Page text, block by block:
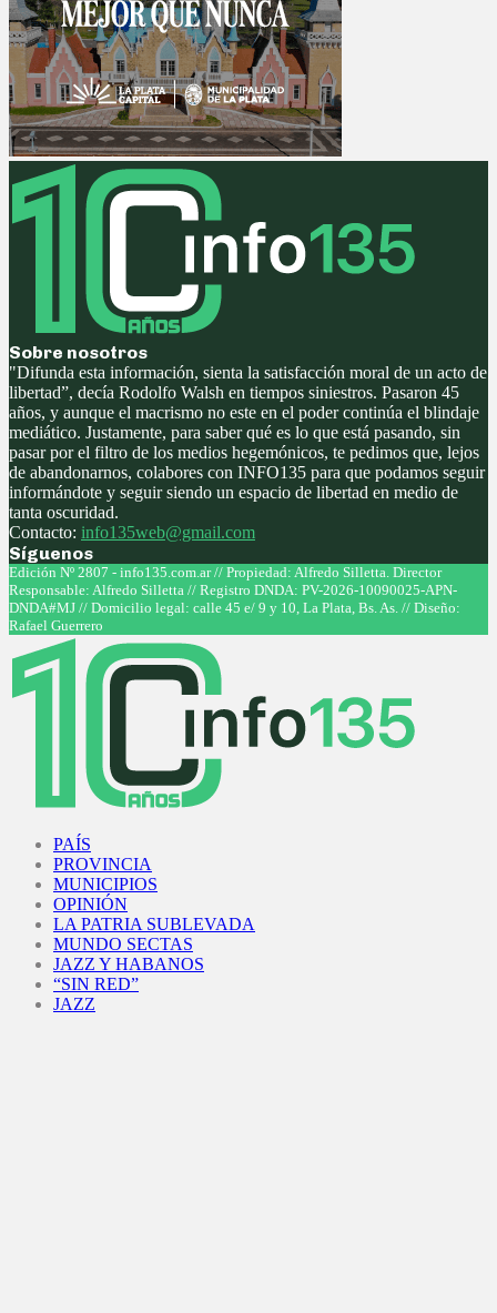
Sobre nosotros
"Difunda esta información, sienta la satisfacción moral de un acto de
libertad”, decía Rodolfo Walsh en tiempos siniestros. Pasaron 45
años, y aunque el macrismo no este en el poder continúa el blindaje
mediático. Justamente, para saber qué es lo que está pasando, sin
pasar por el filtro de los medios hegemónicos, te pedimos que, lejos
de abandonarnos, colabores con INFO135 para que podamos seguir
informándote y seguir siendo un espacio de libertad en medio de
tanta oscuridad.
Contacto: info135web@gmail.com
Síguenos
Facebook
Twitter
Instagram
Youtube
Edición Nº 2807 - info135.com.ar // Propiedad: Alfredo Silletta. Director
Responsable: Alfredo Silletta // Registro DNDA: PV-2026-10090025-APN-
DNDA#MJ // Domicilio legal: calle 45 e/ 9 y 10, La Plata, Bs. As. // Diseño:
Rafael Guerrero
PAÍS
PROVINCIA
MUNICIPIOS
OPINIÓN
LA PATRIA SUBLEVADA
MUNDO SECTAS
JAZZ Y HABANOS
“SIN RED”
JAZZ